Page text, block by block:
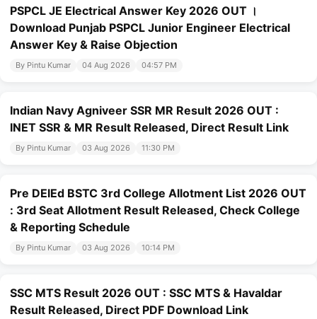
PSPCL JE Electrical Answer Key 2026 OUT ।
Download Punjab PSPCL Junior Engineer Electrical
Answer Key & Raise Objection
By Pintu Kumar 04 Aug 2026 04:57 PM
Indian Navy Agniveer SSR MR Result 2026 OUT :
INET SSR & MR Result Released, Direct Result Link
By Pintu Kumar 03 Aug 2026 11:30 PM
Pre DElEd BSTC 3rd College Allotment List 2026 OUT
: 3rd Seat Allotment Result Released, Check College
& Reporting Schedule
By Pintu Kumar 03 Aug 2026 10:14 PM
SSC MTS Result 2026 OUT : SSC MTS & Havaldar
Result Released, Direct PDF Download Link